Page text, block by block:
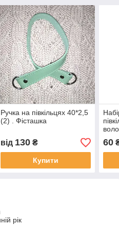
Ручка на півкільцях 40*2,5
(2) . Фісташка
від 130₴
Купити
60
рік